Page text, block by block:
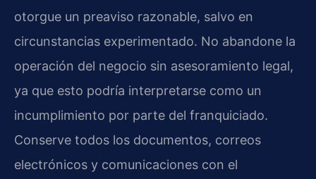
otorgue un preaviso razonable, salvo en
circunstancias experimentado. No abandone la
operación del negocio sin asesoramiento legal,
ya que esto podría interpretarse como un
incumplimiento por parte del franquiciado.
Conserve todos los documentos, correos
electrónicos y comunicaciones con el